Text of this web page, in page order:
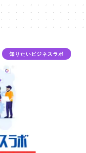
知りたいビジネスラボ